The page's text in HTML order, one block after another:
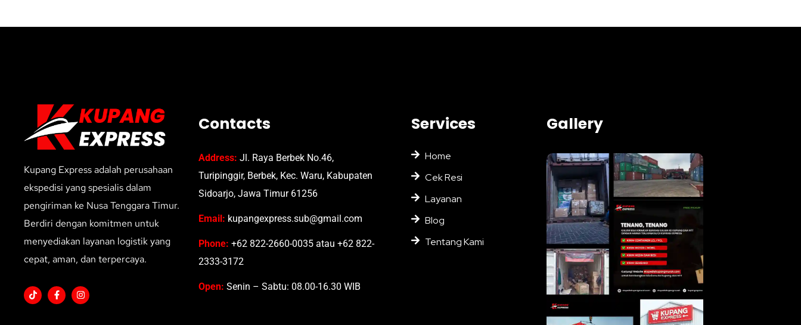
Kupang Express adalah perusahaan
ekspedisi yang spesialis dalam
pengiriman ke Nusa Tenggara Timur.
Berdiri dengan komitmen untuk
menyediakan layanan logistik yang
cepat, aman, dan terpercaya.
Contacts
Address: Jl. Raya Berbek No.46,
Turipinggir, Berbek, Kec. Waru, Kabupaten
Sidoarjo, Jawa Timur 61256
Email: kupangexpress.sub@gmail.com
Phone: +62 822-2660-0035 atau +62 822-
2333-3172
Open: Senin – Sabtu: 08.00-16.30 WIB
Services
Home
Cek Resi
Layanan
Blog
Tentang Kami
Gallery